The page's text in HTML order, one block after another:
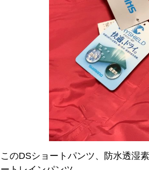
このDSショートパンツ、防水透湿